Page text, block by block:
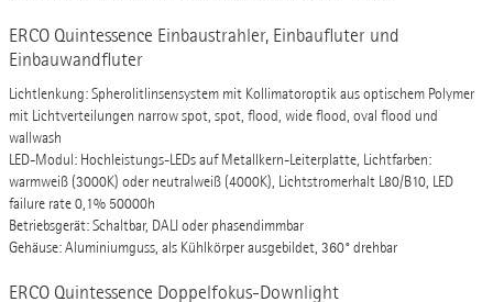
ERCO Quintessence Einbaustrahler, Einbaufluter und
Einbauwandfluter
Lichtlenkung: Spherolitlinsensystem mit Kollimatoroptik aus optischem Polymer
mit Lichtverteilungen narrow spot, spot, flood, wide flood, oval flood und
wallwash
LED-Modul: Hochleistungs-LEDs auf Metallkern-Leiterplatte, Lichtfarben:
warmweiß (3000K) oder neutralweiß (4000K), Lichtstromerhalt L80/B10, LED
failure rate 0,1% 50000h
Betriebsgerät: Schaltbar, DALI oder phasendimmbar
Gehäuse: Aluminiumguss, als Kühlkörper ausgebildet, 360° drehbar
ERCO Quintessence Doppelfokus-Downlight